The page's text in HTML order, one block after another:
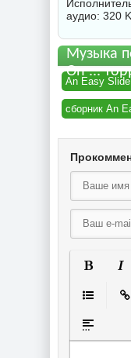
аудио: 320
Музыка
On ...
An Easy
сборник An
Вставка